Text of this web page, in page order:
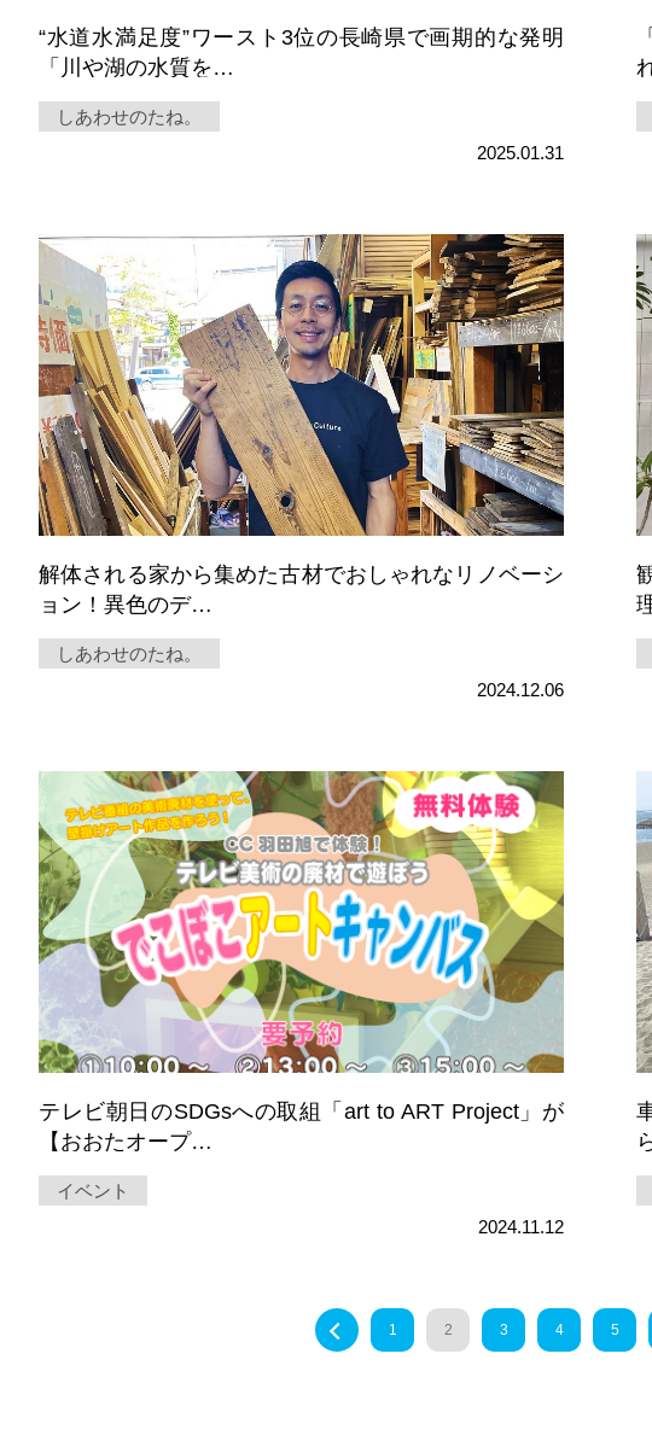
“水道水満足度”ワースト3位の長崎県で画期的な発明
「川や湖の水質を…
しあわせのたね。
2025.01.31
解体される家から集めた古材でおしゃれなリノベーシ
ョン！異色のデ…
しあわせのたね。
2024.12.06
テレビ朝日のSDGsへの取組「art to ART Project」が
【おおたオープ…
イベント
2024.11.12
« Back
1 2 3 4 5